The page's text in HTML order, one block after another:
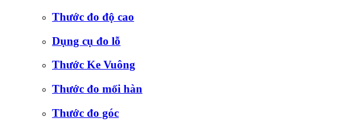
Thước đo độ cao
Dụng cụ đo lỗ
Thước Ke Vuông
Thước đo mối hàn
Thước đo góc